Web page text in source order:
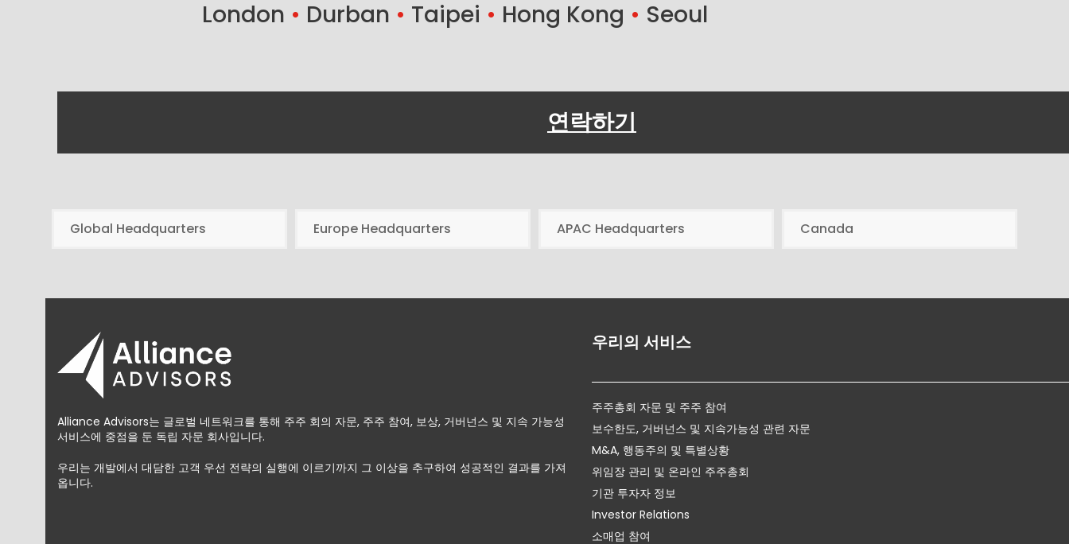
London • Durban • Taipei • Hong Kong • Seoul
연락하기
Global Headquarters Europe Headquarters APAC Headquarters Canada
Alliance Advisors는 글로벌 네트워크를 통해 주주 회의 자문, 주주 참여, 보상, 거버넌스 및 지속 가능성
서비스에 중점을 둔 독립 자문 회사입니다.
우리는 개발에서 대담한 고객 우선 전략의 실행에 이르기까지 그 이상을 추구하여 성공적인 결과를 가져
옵니다.
우리의 서비스
주주총회 자문 및 주주 참여
보수한도, 거버넌스 및 지속가능성 관련 자문
M&A, 행동주의 및 특별상황
위임장 관리 및 온라인 주주총회
기관 투자자 정보
Investor Relations
소매업 참여